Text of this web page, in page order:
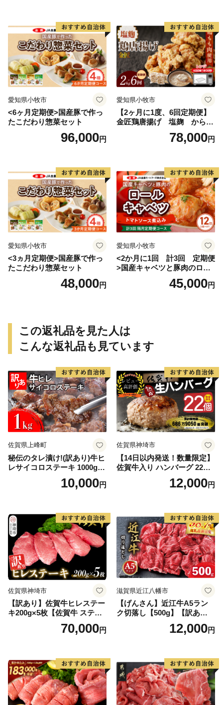
愛知県小牧市
<6ヶ月定期便>国産豚で作っ
たこだわり惣菜セット
96,000円
愛知県小牧市
【2ヶ月に1度、6回定期便】
金匠鶏唐揚げ 塩麹 からあ
78,000円
愛知県小牧市
<3ヵ月定期便>国産豚で作っ
たこだわり惣菜セット
48,000円
愛知県小牧市
<2か月に1回 計3回 定期便
>国産キャベツと豚肉のロー
ルキャベツ（6P入り）
45,000円
この返礼品を見た人は
こんな返礼品も見ています
佐賀県上峰町
秘伝のタレ漬け!(訳あり)牛ヒ
レサイコロステーキ 1000g
10,000円
佐賀県神埼市
【14日以内発送！数量限定】
佐賀牛入り ハンバーグ 22個
2.6kg(120g×22個)【佐賀牛
黒毛和牛 ブランド牛 九州 ハ
気】(H083106)
12,000円
佐賀県神埼市
【訳あり】佐賀牛ヒレステー
キ200g×5枚【佐賀牛 ステー
キ ブランド肉 ヒレ肉 フィレ
肉 ジューシー ヘルシー】(H0
70,000円
滋賀県近江八幡市
【げんさん】近江牛A5ラン
ク切落し【500g】【訳あり】
12,000円